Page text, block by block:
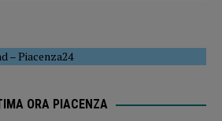
–Piacenza24
ORA PIACENZA